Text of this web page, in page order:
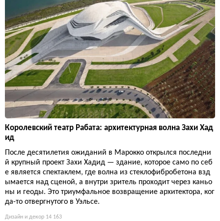
Королевский театр Рабата: архитектурная волна Захи Хад
ид
После десятилетия ожиданий в Марокко открылся последни
й крупный проект Захи Хадид — здание, которое само по себ
е является спектаклем, где волна из стеклофибробетона взд
ымается над сценой, а внутри зритель проходит через каньо
ны и геоды. Это триумфальное возвращение архитектора, ког
да-то отвергнутого в Уэльсе.
Дизайн и декор 14 163